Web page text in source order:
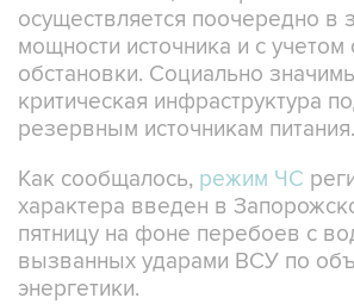
осуществляется поочередно в
мощности источника и с учетом
обстановки. Социально
критическая инфраструктура
резервным источникам питания.
Как сообщалось, режим ЧС
характера введен в
пятницу на фоне перебоев с
вызванных ударами ВСУ по
энергетики.